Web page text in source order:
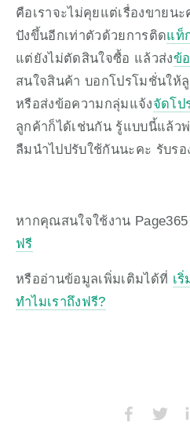
คือเราจะไม่คุยแต่เรื่องขายน
ปังขึ้นอีกเท่าตัวด้วยการติดแท็
แต่ยังไม่ตัดสินใจซื้อ แล้วส่งข้
สนใจสินค้า บอกโปรโมชั่นให้
หรือส่งข้อความกลุ่มแจ้งจัดโป
ลูกค้าก็ได้เช่นกัน รู้แบบนี้แล้ว
ลืมนำไปปรับใช้กันนะคะ รับร
หากคุณสนใจใช้งาน
ฟรี
หรืออ่านข้อมูลเพิ่มเติมได้ที่ เ
ทำไมเราถึงฟรี?